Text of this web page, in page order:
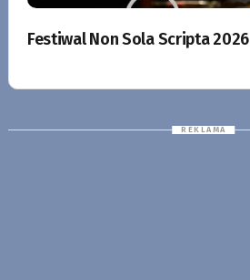
Festiwal Non Sola Scripta 2026